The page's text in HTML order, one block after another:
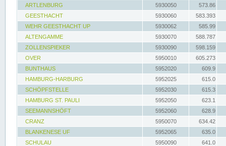
ARTLENBURG
5930050
573.86
GEESTHACHT
5930060
583.393
WEHR GEESTHACHT UP
5930062
585.99
ALTENGAMME
5930070
588.787
ZOLLENSPIEKER
5930090
598.159
OVER
5950010
605.273
BUNTHAUS
5952020
609.9
HAMBURG-HARBURG
5952025
615.0
SCHÖPFSTELLE
5952030
615.3
HAMBURG ST. PAULI
5952050
623.1
SEEMANNSHÖFT
5952060
628.9
CRANZ
5950070
634.42
BLANKENESE UF
5952065
635.0
SCHULAU
5950090
641.0